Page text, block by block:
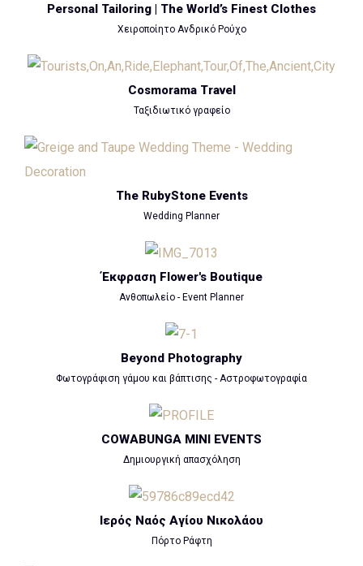
Personal Tailoring | The World’s Finest Clothes
Χειροποίητο Ανδρικό Ρούχο
Cosmorama Travel
Ταξιδιωτικό γραφείο
The RubyStone Events
Wedding Planner
Έκφραση Flower's Boutique
Ανθοπωλείο - Event Planner
Beyond Photography
Φωτογράφιση γάμου και βάπτισης - Αστροφωτογραφία
COWABUNGA MINI EVENTS
Δημιουργική απασχόληση
Ιερός Ναός Αγίου Νικολάου
Πόρτο Ράφτη